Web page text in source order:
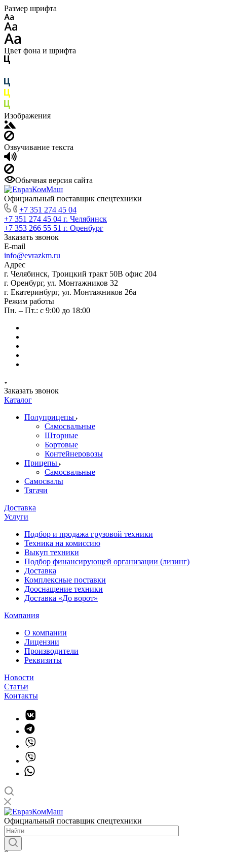
Размер шрифта
Цвет фона и шрифта
Изображения
Озвучивание текста
Обычная версия сайта
Официальный поставщик спецтехники
+7 351 274 45 04
+7 351 274 45 04 г. Челябинск
+7 353 266 55 51 г. Оренбург
Заказать звонок
E-mail
info@evrazkm.ru
Адрес
г. Челябинск, Троицкий тракт 50В офис 204
г. Оренбург, ул. Монтажников 32
г. Екатеринбург, ул. Монтажников 26а
Режим работы
Пн. – Пт.: с 9:00 до 18:00
Заказать звонок
Каталог
Полуприцепы
Самосвальные
Шторные
Бортовые
Контейнеровозы
Прицепы
Самосвальные
Самосвалы
Тягачи
Доставка
Услуги
Подбор и продажа грузовой техники
Техника на комиссию
Выкуп техники
Подбор финансирующей организации (лизинг)
Доставка
Комплексные поставки
Дооснащение техники
Доставка «До ворот»
Компания
О компании
Лицензии
Производители
Реквизиты
Новости
Статьи
Контакты
Официальный поставщик спецтехники